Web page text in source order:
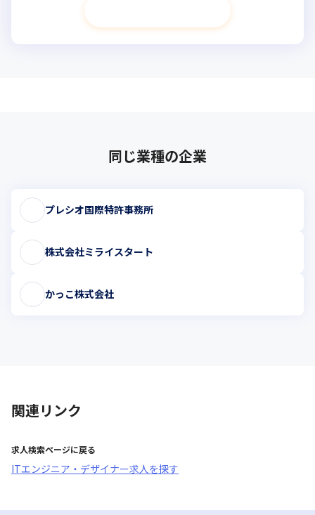
同じ業種の企業
プレシオ国際特許事務所
株式会社ミライスタート
かっこ株式会社
関連リンク
求人検索ページに戻る
ITエンジニア・デザイナー求人を探す